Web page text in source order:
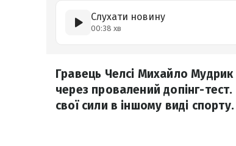
Слухати новину
00:38 хв
Гравець Челсі Михайло
через провалений допінг-
свої сили в іншому виді спорту.